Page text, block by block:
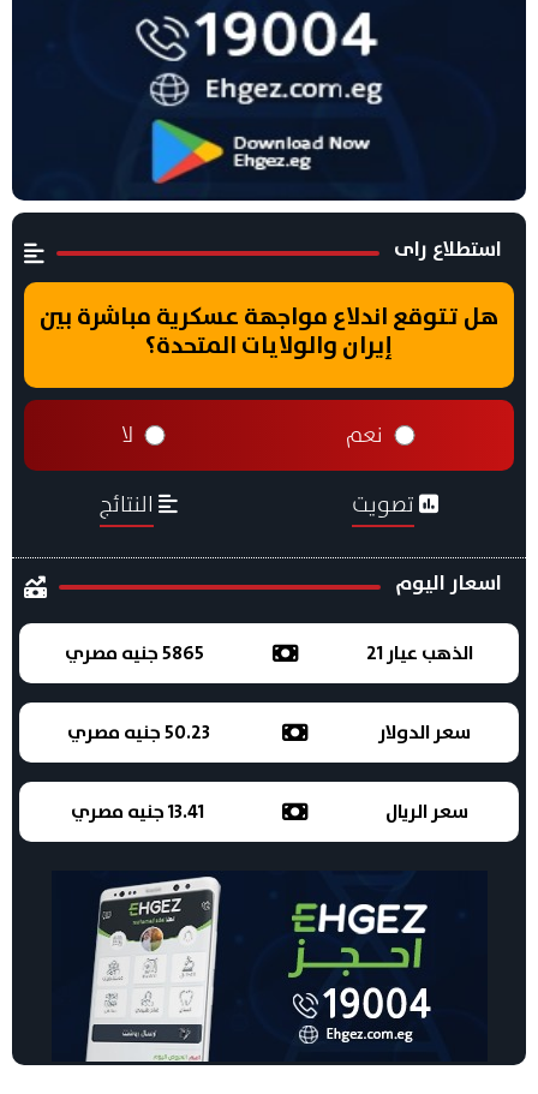
استطلاع راى
هل تتوقع اندلاع مواجهة عسكرية مباشرة بين
إيران والولايات المتحدة؟
نعم لا
تصويت النتائج
اسعار اليوم
الذهب عيار 21 5865 جنيه مصري
سعر الدولار 50.23 جنيه مصري
سعر الريال 13.41 جنيه مصري